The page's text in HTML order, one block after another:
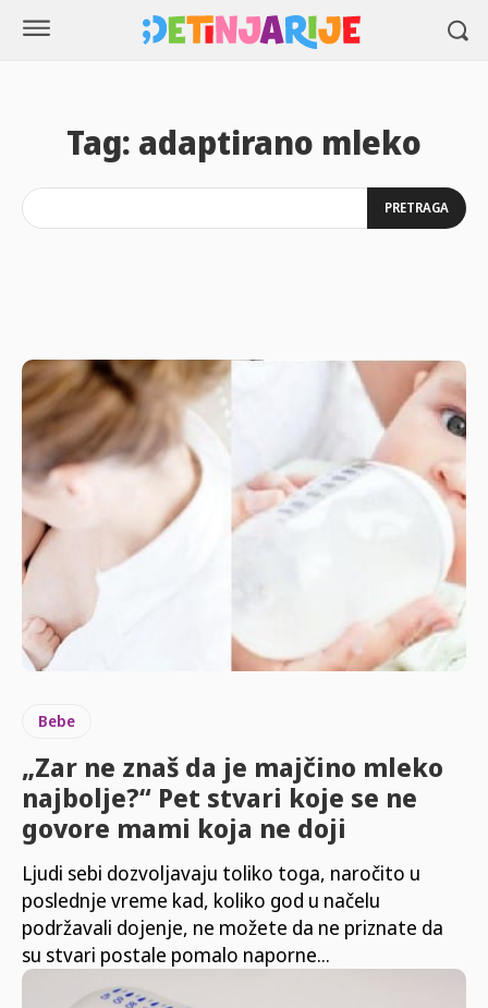
Tag: adaptirano mleko
PRETRAGA
Bebe
„Zar ne znaš da je majčino mleko
najbolje?“ Pet stvari koje se ne
govore mami koja ne doji
Ljudi sebi dozvoljavaju toliko toga, naročito u
poslednje vreme kad, koliko god u načelu
podržavali dojenje, ne možete da ne priznate da
su stvari postale pomalo naporne...